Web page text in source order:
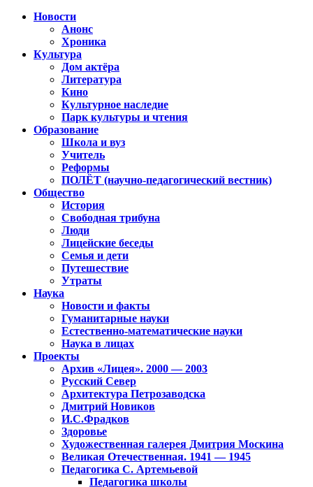
Новости
Анонс
Хроника
Культура
Дом актёра
Литература
Кино
Культурное наследие
Парк культуры и чтения
Образование
Школа и вуз
Учитель
Реформы
ПОЛЁТ (научно-педагогический вестник)
Общество
История
Свободная трибуна
Люди
Лицейские беседы
Семья и дети
Путешествие
Утраты
Наука
Новости и факты
Гуманитарные науки
Естественно-математические науки
Наука в лицах
Проекты
Архив «Лицея». 2000 — 2003
Русский Север
Архитектура Петрозаводска
Дмитрий Новиков
И.С.Фрадков
Здоровье
Художественная галерея Дмитрия Москина
Великая Отечественная. 1941 — 1945
Педагогика С. Артемьевой
Педагогика школы